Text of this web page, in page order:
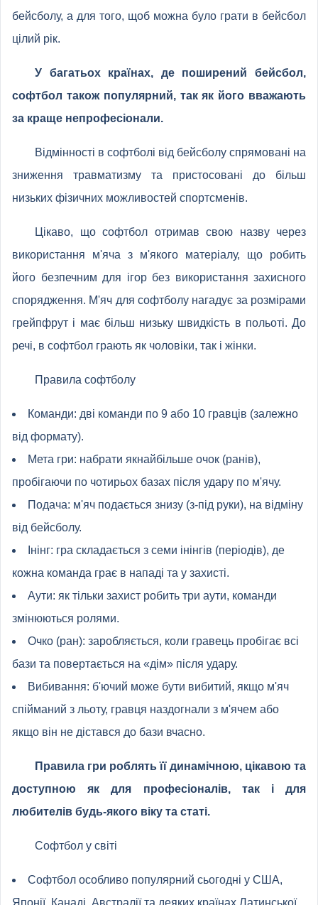
бейсболу, а для того, щоб можна було грати в бейсбол
цілий рік.
У багатьох країнах, де поширений бейсбол,
софтбол також популярний, так як його вважають
за краще непрофесіонали.
Відмінності в софтболі від бейсболу спрямовані на
зниження травматизму та пристосовані до більш
низьких фізичних можливостей спортсменів.
Цікаво, що софтбол отримав свою назву через
використання м'яча з м'якого матеріалу, що робить
його безпечним для ігор без використання захисного
спорядження. М'яч для софтболу нагадує за розмірами
грейпфрут і має більш низьку швидкість в польоті. До
речі, в софтбол грають як чоловіки, так і жінки.
Правила софтболу
Команди: дві команди по 9 або 10 гравців (залежно
від формату).
Мета гри: набрати якнайбільше очок (ранів),
пробігаючи по чотирьох базах після удару по м'ячу.
Подача: м'яч подається знизу (з-під руки), на відміну
від бейсболу.
Інінг: гра складається з семи інінгів (періодів), де
кожна команда грає в нападі та у захисті.
Аути: як тільки захист робить три аути, команди
змінюються ролями.
Очко (ран): заробляється, коли гравець пробігає всі
бази та повертається на «дім» після удару.
Вибивання: б'ючий може бути вибитий, якщо м'яч
спійманий з льоту, гравця наздогнали з м'ячем або
якщо він не дістався до бази вчасно.
Правила гри роблять її динамічною, цікавою та
доступною як для професіоналів, так і для
любителів будь-якого віку та статі.
Софтбол у світі
Софтбол особливо популярний сьогодні у США,
Японії, Канаді, Австралії та деяких країнах Латинської